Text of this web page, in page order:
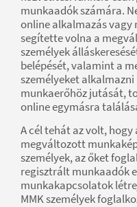
munkaadók számára.
online alkalmazás vagy
segítette volna a
személyek
belépését, valamint a
személyeket
munkaerőhöz jutását,
online egymásra
A cél tehát az volt, hogy
megváltozott
személyek, az őket
regisztrált munkaadók
munkakapcsolatok
MMK személyek